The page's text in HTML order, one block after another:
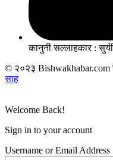
कानुनी सल्लाहकार :
© २०२३ Bishwakhabar.com
साह
Welcome Back!
Sign in to your account
Username or Email Address